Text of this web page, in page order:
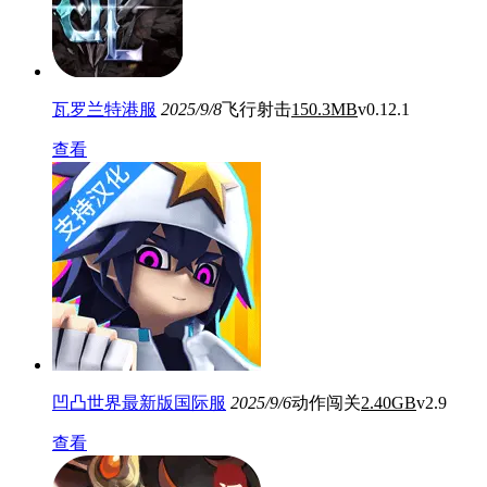
瓦罗兰特港服 2025/9/8飞行射击150.3MBv0.12.1
查看
凹凸世界最新版国际服 2025/9/6动作闯关2.40GBv2.9
查看